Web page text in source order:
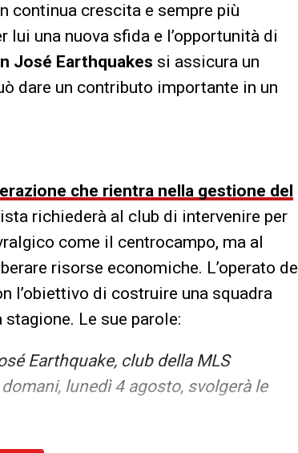
continua crescita e sempre più
una nuova sfida e l’opportunità di
José Earthquakes si assicura un
dare un contributo importante in un
che rientra nella gestione del
richiederà al club di intervenire per
come il centrocampo, ma al
risorse economiche. L’operato del
l’obiettivo di costruire una squadra
Le sue parole:
Earthquake, club della MLS
lunedì 4 agosto, svolgerà le